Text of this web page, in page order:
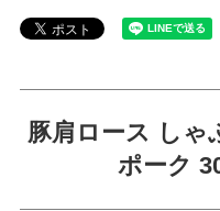
豚肩ロース しゃ
ポーク